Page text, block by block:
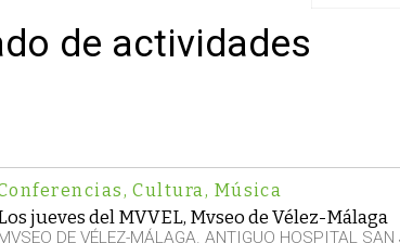
de actividades
, Cultura, Música
jueves del MVVEL, Mvseo de Vélez-Málaga
DE VÉLEZ-MÁLAGA. ANTIGUO HOSPITAL SAN